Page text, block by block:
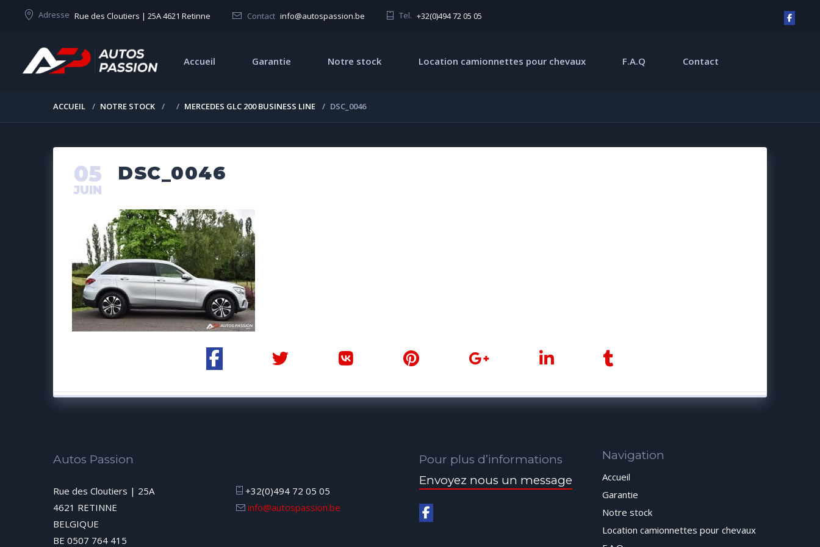
Adresse Rue des Cloutiers | 25A 4621 Retinne Contact info@autospassion.be Tel. +32(0)494 72 05 05
Accueil Garantie Notre stock Location camionnettes pour chevaux F.A.Q Contact
ACCUEIL NOTRE STOCK MERCEDES GLC 200 BUSINESS LINE DSC_0046
DSC_0046
05
JUIN
Autos Passion
Rue des Cloutiers | 25A
4621 RETINNE
BELGIQUE
BE 0507 764 415
+32(0)494 72 05 05
info@autospassion.be
Pour plus d’informations
Envoyez nous un message
Navigation
Accueil
Garantie
Notre stock
Location camionnettes pour chevaux